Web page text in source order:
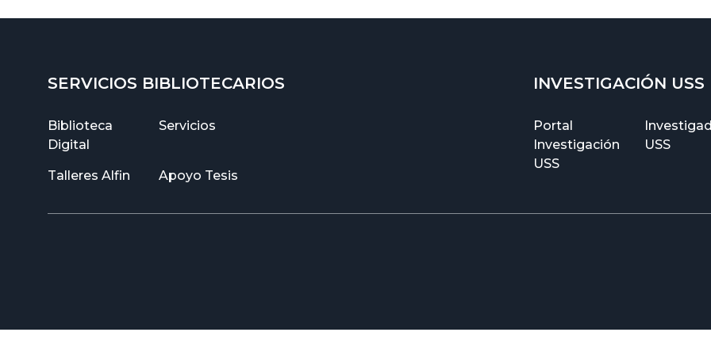
SERVICIOS BIBLIOTECARIOS
Biblioteca
Digital
Servicios
Talleres Alfin Apoyo Tesis
INVESTIGACIÓN USS
Portal
Investigación
USS
USS